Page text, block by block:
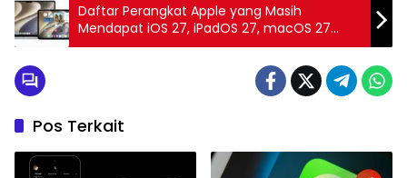
Daftar Perangkat Apple yang Masih
Mendapat iOS 27, iPadOS 27, macOS 27
Golden Gate, dan watchOS 27
Pos Terkait